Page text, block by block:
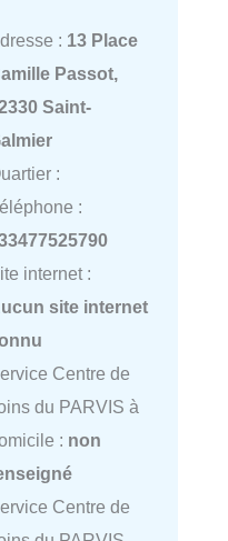
: 13 Place
Passot,
Saint-
:
:
internet :
site internet
Centre de
du PARVIS à
: non
Centre de